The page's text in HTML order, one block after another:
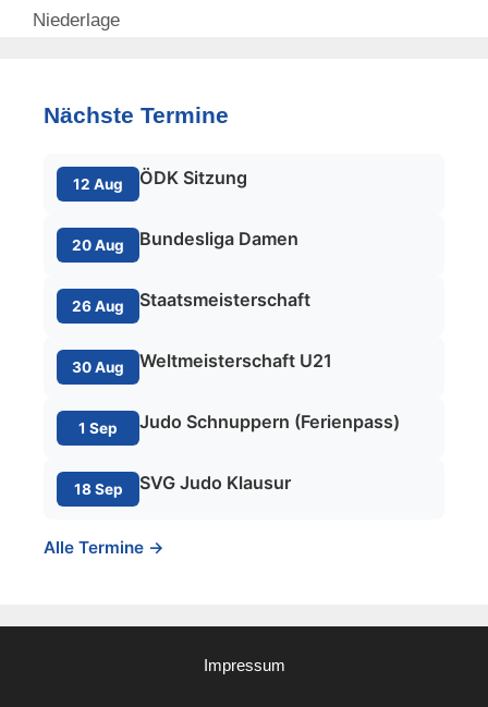
Niederlage
Nächste Termine
12 Aug ÖDK Sitzung
20 Aug Bundesliga Damen
26 Aug Staatsmeisterschaft
30 Aug Weltmeisterschaft U21
1 Sep Judo Schnuppern (Ferienpass)
18 Sep SVG Judo Klausur
Alle Termine →
Impressum